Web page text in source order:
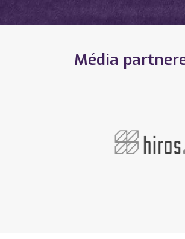
Média